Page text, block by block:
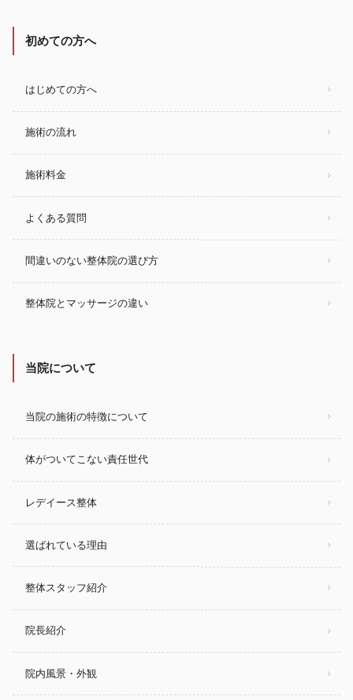
初めての方へ
はじめての方へ
施術の流れ
施術料金
よくある質問
間違いのない整体院の選び方
整体院とマッサージの違い
当院について
当院の施術の特徴について
体がついてこない責任世代
レデイース整体
選ばれている理由
整体スタッフ紹介
院長紹介
院内風景・外観